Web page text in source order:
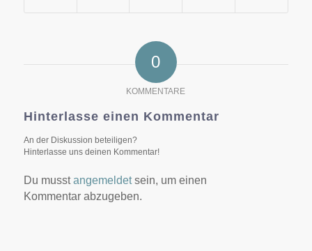
0
KOMMENTARE
Hinterlasse einen Kommentar
An der Diskussion beteiligen?
Hinterlasse uns deinen Kommentar!
Du musstangemeldetsein, um einen
Kommentar abzugeben.